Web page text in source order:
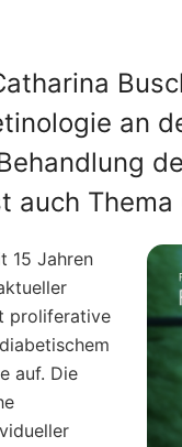
an
auch Thema
15 Jahren
proliferative
auf. Die